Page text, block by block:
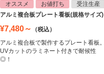
オススメ
お値打ち
受注生産
アルミ複合板プレート看板(規格サイズ)
¥7,480～
（税込）
アルミ複合板で製作するプレート看板。
UVカットのラミネート付きで耐候性
◎！